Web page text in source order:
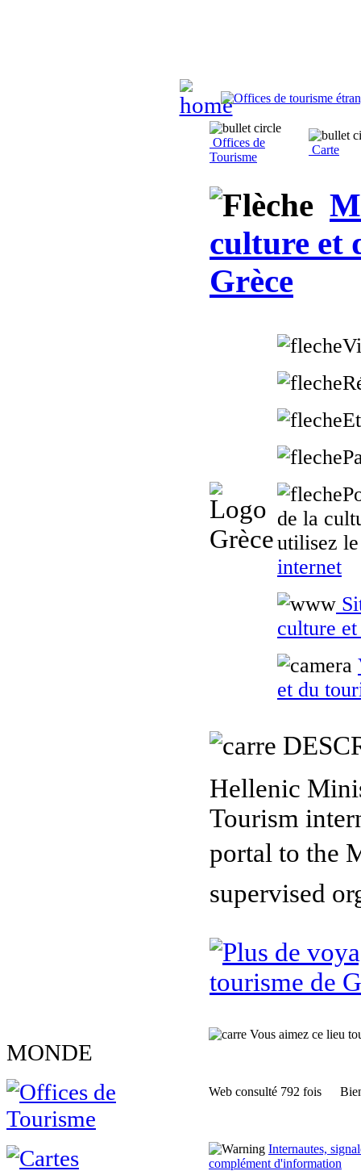
MONDE
Offices de
Tourisme
Carte
culture et
Grèce
de la
utilisez
internet
culture
et du
Hellenic
Tourism
portal to the
supervised
tourisme de
Vous aimez ce lieu
Web consulté 792 fois
Internautes,
complément d'information